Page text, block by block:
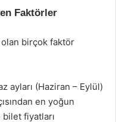
Faktörler
birçok faktör
ayları (Haziran – Eylül)
en yoğun
fiyatları